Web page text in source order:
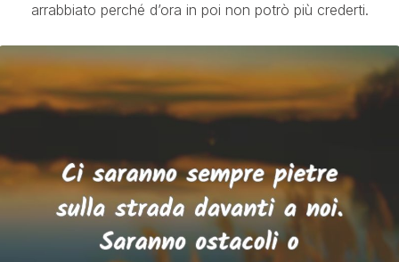
arrabbiato perché d’ora in poi non potrò più crederti.